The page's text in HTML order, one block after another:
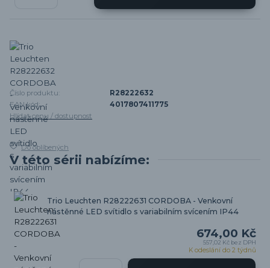
Číslo produktu:
R28222632
EAN kód:
4017807411775
Hlídat cenu / dostupnost
Do oblíbených
V této sérii nabízíme:
Trio Leuchten R28222631 CORDOBA - Venkovní
nástěnné LED svítidlo s variabilním svícením IP44
674,00 Kč
557,02 Kč bez DPH
K odeslání do 2 týdnů